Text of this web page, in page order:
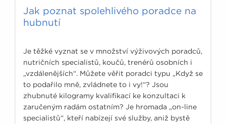
Jak poznat spolehlivého poradce na
hubnutí
Je těžké vyznat se v množství výživových poradců,
nutričních specialistů, koučů, trenérů osobních i
„vzdálenějších“. Můžete věřit poradci typu „Když se
to podařilo mně, zvládnete to i vy!“? Jsou
zhubnuté kilogramy kvalifikací ke konzultaci k
zaručeným radám ostatním? Je hromada „on-line
specialistů“, kteří nabízejí své služby, aniž bystě